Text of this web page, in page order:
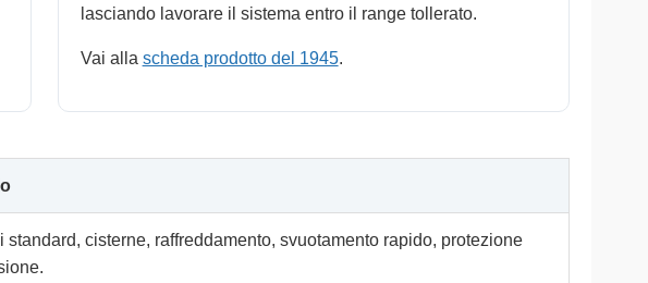
lasciando lavorare il sistema entro il range tollerato.
Vai alla scheda prodotto del 1945.
standard, cisterne, raffreddamento, svuotamento rapido, protezione